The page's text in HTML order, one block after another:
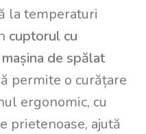
la temperaturi
cuptorul cu
de spălat
permite o curățare
ergonomic, cu
prietenoase, ajută